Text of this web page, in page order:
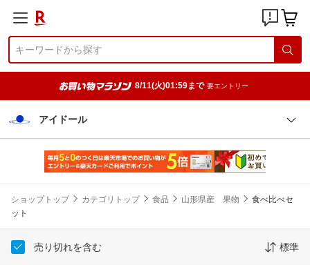
8/11(火)01:59まで 要エントリー
アイドール
ショップトップ カテゴリトップ 食品 山形県産 果物
食べ比べセ
ット
売り切れを含む 標準